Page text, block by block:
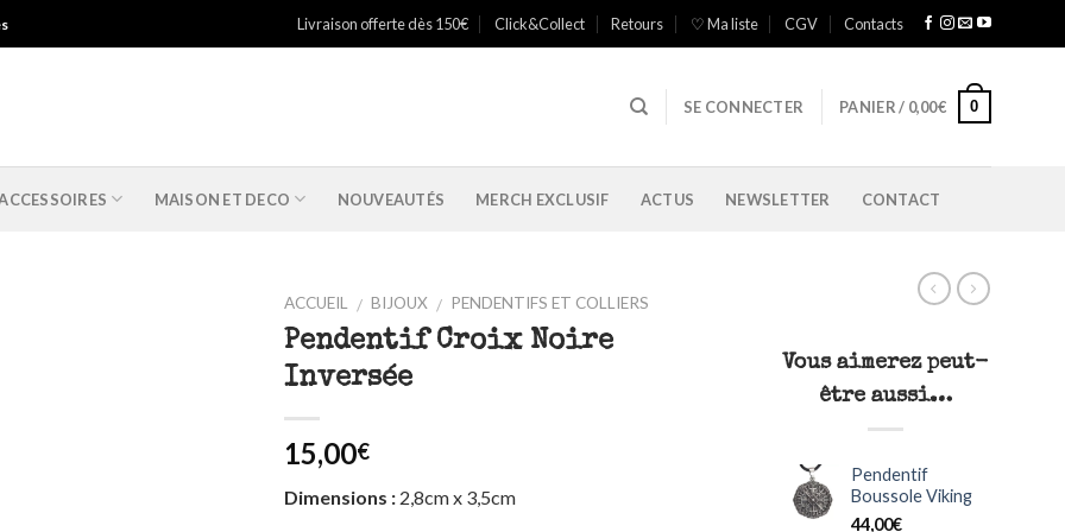
Livraison offerte dès 150€ Click&Collect Retours ♡ Ma liste CGV Contacts
SE CONNECTER PANIER / 0,00€ 0
MAISON ET DECO NOUVEAUTÉS MERCH EXCLUSIF ACTUS NEWSLETTER CONTACT
ACCUEIL / BIJOUX / PENDENTIFS ET COLLIERS
Pendentif Croix Noire
Inversée
15,00€
Dimensions : 2,8cm x 3,5cm
Vous aimerez peut-
être aussi…
Pendentif
Boussole Viking
44,00€